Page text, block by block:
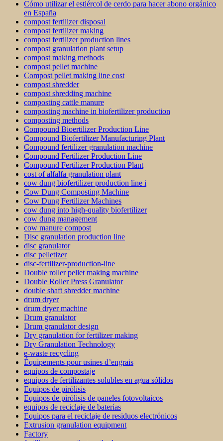
Cómo utilizar el estiércol de cerdo para hacer abono orgánico
en España
compost fertilizer disposal
compost fertilizer making
compost fertilizer production lines
compost granulation plant setup
compost making methods
compost pellet machine
Compost pellet making line cost
compost shredder
compost shredding machine
composting cattle manure
composting machine in biofertilizer production
composting methods
Compound Bioertilizer Production Line
Compound Biofertilizer Manufacturing Plant
Compound fertilizer granulation machine
Compound Fertilizer Production Line
Compound Fertilizer Production Plant
cost of alfalfa granulation plant
cow dung biofertilizer production line i
Cow Dung Composting Machine
Cow Dung Fertilizer Machines
cow dung into high-quality biofertilizer
cow dung management
cow manure compost
Disc granulation production line
disc granulator
disc pelletizer
disc-fertilizer-production-line
Double roller pellet making machine
Double Roller Press Granulator
double shaft shredder machine
drum dryer
drum dryer machine
Drum granulator
Drum granulator design
Dry granulation for fertilizer making
Dry Granulation Technology
e-waste recycling
Équipements pour usines d’engrais
equipos de compostaje
equipos de fertilizantes solubles en agua sólidos
Equipos de pirólisis
Equipos de pirólisis de paneles fotovoltaicos
equipos de reciclaje de baterías
Equipos para el reciclaje de residuos electrónicos
Extrusion granulation equipment
Factory